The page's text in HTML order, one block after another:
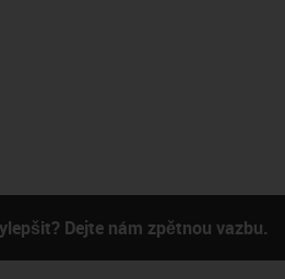
Dejte nám zpětnou vazbu.